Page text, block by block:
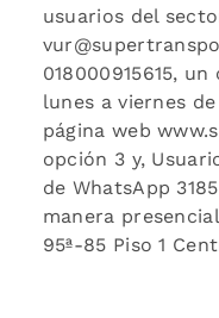
usuarios del
018000915615,
lunes a viernes
página web
opción 3 y,
de WhatsApp
manera
95ª-85 Piso 1